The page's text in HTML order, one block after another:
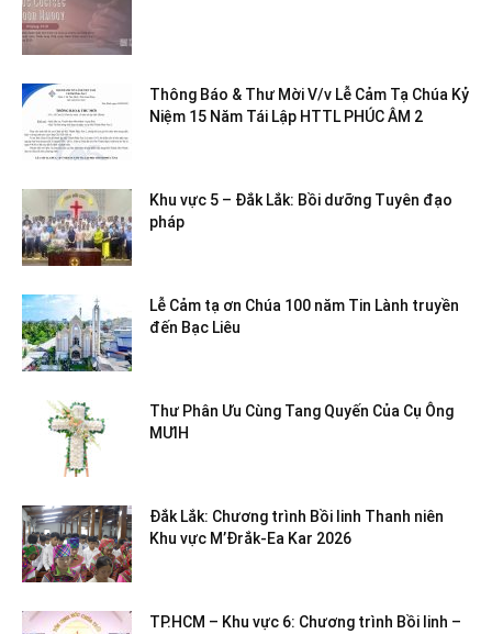
Thông Báo & Thư Mời V/v Lễ Cảm Tạ Chúa Kỷ
Niệm 15 Năm Tái Lập HTTL PHÚC ÂM 2
Khu vực 5 – Đắk Lắk: Bồi dưỡng Tuyên đạo
pháp
Lễ Cảm tạ ơn Chúa 100 năm Tin Lành truyền
đến Bạc Liêu
Thư Phân Ưu Cùng Tang Quyến Của Cụ Ông
MƯIH
Đắk Lắk: Chương trình Bồi linh Thanh niên
Khu vực M’Đrắk-Ea Kar 2026
TP.HCM – Khu vực 6: Chương trình Bồi linh –